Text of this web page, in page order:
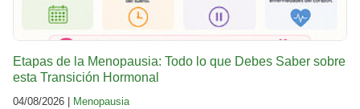
Etapas de la Menopausia: Todo lo que Debes Saber sobre
esta Transición Hormonal
04/08/2026 | Menopausia